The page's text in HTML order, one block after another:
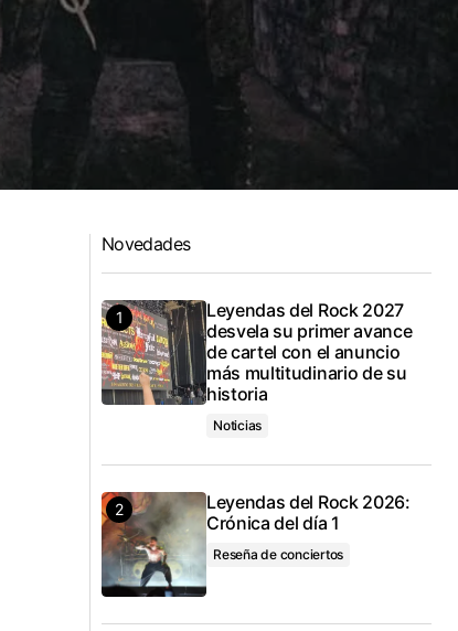
Novedades
Leyendas del Rock 2027
desvela su primer avance
de cartel con el anuncio
más multitudinario de su
historia
Noticias
Leyendas del Rock 2026:
Crónica del día 1
Reseña de conciertos